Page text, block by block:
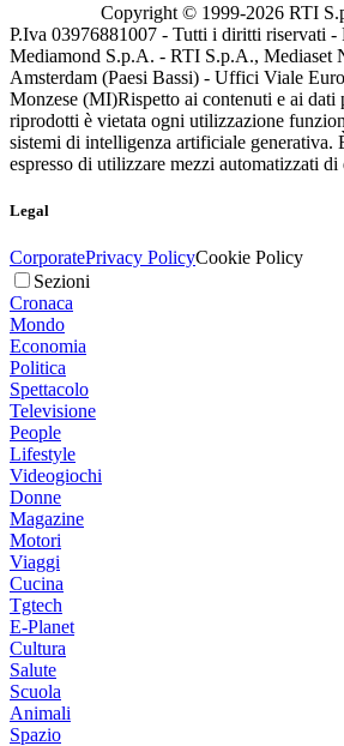
Copyright © 1999-2026 RTI
P.Iva 03976881007 - Tutti i diritti riservati -
Mediamond S.p.A. - RTI S.p.A., Mediaset
Amsterdam (Paesi Bassi) - Uffici Viale
Monzese (MI)Rispetto ai contenuti e ai dati
riprodotti è vietata ogni utilizzazione
sistemi di intelligenza artificiale generativa.
espresso di utilizzare mezzi automatizzati di
Legal
CorporatePrivacy PolicyCookie Policy
Sezioni
Cronaca
Mondo
Economia
Politica
Spettacolo
Televisione
People
Lifestyle
Videogiochi
Donne
Magazine
Motori
Viaggi
Cucina
Tgtech
E-Planet
Cultura
Salute
Scuola
Animali
Spazio